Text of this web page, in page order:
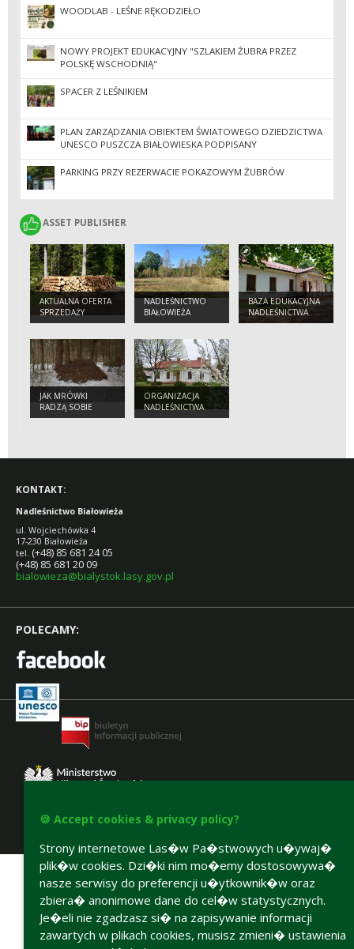
WOODLAB - LEŚNE RĘKODZIEŁO
NOWY PROJEKT EDUKACYJNY "SZLAKIEM ŻUBRA PRZEZ
POLSKĘ WSCHODNIĄ"
SPACER Z LEŚNIKIEM
PLAN ZARZĄDZANIA OBIEKTEM ŚWIATOWEGO DZIEDZICTWA
UNESCO PUSZCZA BIAŁOWIESKA PODPISANY
PARKING PRZY REZERWACIE POKAZOWYM ŻUBRÓW
ASSET PUBLISHER
ASSET PUBLISHER
AKTUALNA OFERTA
SPRZEDAŻY
DREWNA
NADLEŚNICTWO
BIAŁOWIEŻA
BAZA EDUKACYJNA
NADLEŚNICTWA
JAK MRÓWKI
RADZĄ SOBIE
ZIMĄ? CZY ŚPIĄ?
ORGANIZACJA
NADLEŚNICTWA
BIAŁOWIEŻA
KONTAKT:
Nadleśnictwo Białowieża
ul. Wojciechówka 4
17-230 Białowieża
tel. (+48) 85 681 24 05
(+48) 85 681 20 09
bialowieza@bialystok.lasy.gov.pl
POLECAMY:
Accesibility declaration
🍪 Accept cookies & privacy policy?
Strony internetowe Las�w Pa�stwowych u�ywaj�
plik�w cookies. Dzi�ki nim mo�emy dostosowywa�
nasze serwisy do preferencji u�ytkownik�w oraz
zbiera� anonimowe dane do cel�w statystycznych.
Je�eli nie zgadzasz si� na zapisywanie informacji
zawartych w plikach cookies, musisz zmieni� ustawienia